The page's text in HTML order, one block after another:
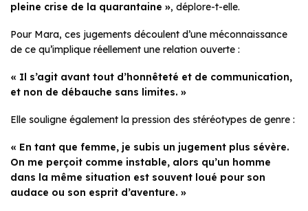
pleine crise de la quarantaine », déplore-t-elle.
Pour Mara, ces jugements découlent d’une méconnaissance
de ce qu’implique réellement une relation ouverte :
« Il s’agit avant tout d’honnêteté et de communication,
et non de débauche sans limites. »
Elle souligne également la pression des stéréotypes de genre :
« En tant que femme, je subis un jugement plus sévère.
On me perçoit comme instable, alors qu’un homme
dans la même situation est souvent loué pour son
audace ou son esprit d’aventure. »